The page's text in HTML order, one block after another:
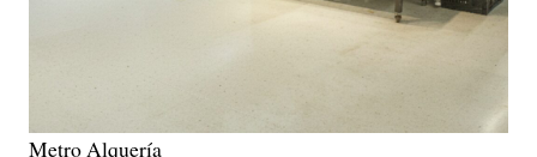
Metro Alquería